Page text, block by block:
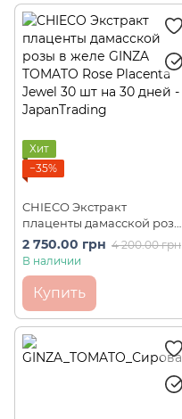
Хит
−35%
CHIECO Экстракт
плаценты дамасской розы
в желе GINZA TOMATO Rose
Placenta Jewel 30 шт на 30
2 750.00 грн 4 200.00 грн
В наличии
Купить